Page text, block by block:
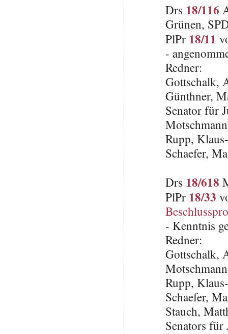
Drs 18/116
Grünen,
PlPr 18/11
-
Redner:
Gottschalk,
Günthner,
Senator für
Rupp,
Schaefer,
Drs 18/618
PlPr 18/33
- Kenntnis
Redner:
Gottschalk,
Rupp,
Schaefer,
Stauch,
Senators für